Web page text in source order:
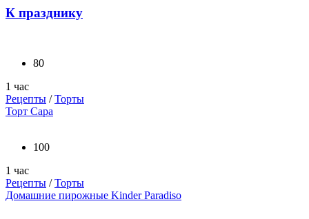
К празднику
80
1 час
Рецепты /Торты
Торт Сара
100
1 час
Рецепты /Торты
Домашние пирожные Kinder Paradiso